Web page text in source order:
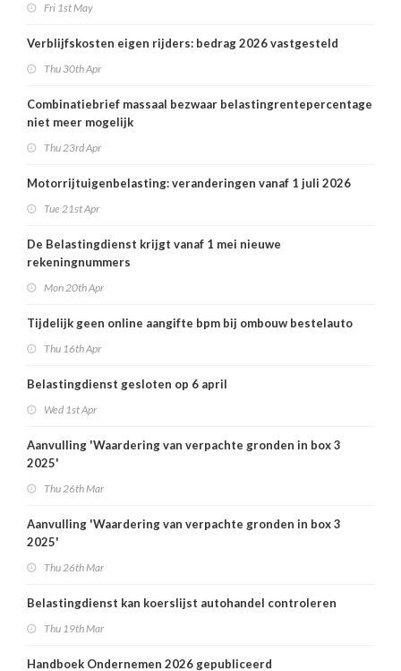
Fri 1st May
Verblijfskosten eigen rijders: bedrag 2026 vastgesteld
Thu 30th Apr
Combinatiebrief massaal bezwaar belastingrentepercentage
niet meer mogelijk
Thu 23rd Apr
Motorrijtuigenbelasting: veranderingen vanaf 1 juli 2026
Tue 21st Apr
De Belastingdienst krijgt vanaf 1 mei nieuwe
rekeningnummers
Mon 20th Apr
Tijdelijk geen online aangifte bpm bij ombouw bestelauto
Thu 16th Apr
Belastingdienst gesloten op 6 april
Wed 1st Apr
Aanvulling 'Waardering van verpachte gronden in box 3
2025'
Thu 26th Mar
Aanvulling 'Waardering van verpachte gronden in box 3
2025'
Thu 26th Mar
Belastingdienst kan koerslijst autohandel controleren
Thu 19th Mar
Handboek Ondernemen 2026 gepubliceerd